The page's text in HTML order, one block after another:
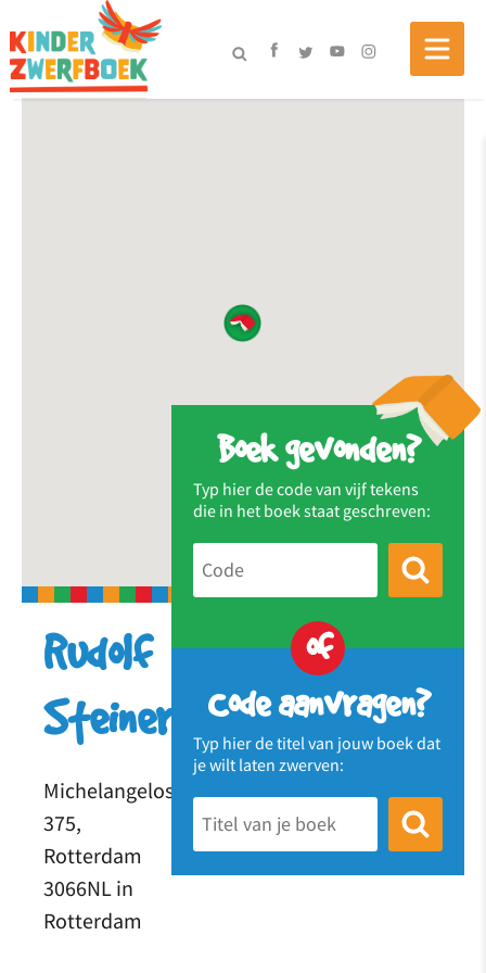
Boek gevonden?
Typ hier de code van vijf tekens
die in het boek staat geschreven:
of
Code aanvragen?
Typ hier de titel van jouw boek dat
je wilt laten zwerven:
Rudolf
Steinerschool
Michelangelostraat
375,
Rotterdam
3066NL in
Rotterdam